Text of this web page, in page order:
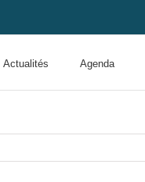
Actualités Agenda